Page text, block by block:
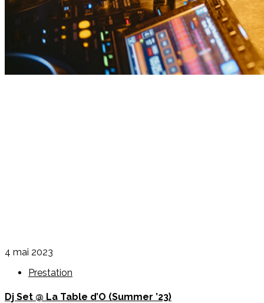
4 mai 2023
Prestation
Dj Set @ La Table d’O (Summer ’23)